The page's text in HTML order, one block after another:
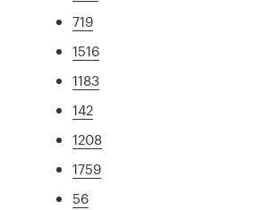
719
1516
1183
142
1208
1759
56